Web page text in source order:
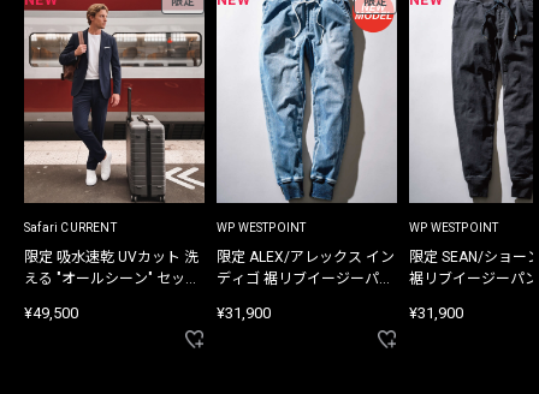
Safari CURRENT
限定 吸水速乾 UVカット 洗
える "オールシーン" セット
¥49,500
WP WESTPOINT
限定 ALEX/アレックス イン
ディゴ 裾リブイージーパン
¥31,900
WP WESTPOINT
限定 SEAN/ショー
裾リブイージーパ
¥31,900